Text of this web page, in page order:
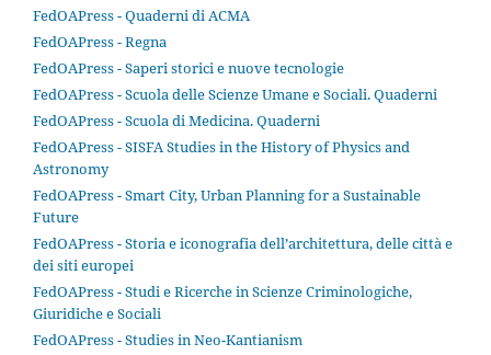
FedOAPress - Quaderni di ACMA
FedOAPress - Regna
FedOAPress - Saperi storici e nuove tecnologie
FedOAPress - Scuola delle Scienze Umane e Sociali. Quaderni
FedOAPress - Scuola di Medicina. Quaderni
FedOAPress - SISFA Studies in the History of Physics and
Astronomy
FedOAPress - Smart City, Urban Planning for a Sustainable
Future
FedOAPress - Storia e iconografia dell’architettura, delle città e
dei siti europei
FedOAPress - Studi e Ricerche in Scienze Criminologiche,
Giuridiche e Sociali
FedOAPress - Studies in Neo-Kantianism